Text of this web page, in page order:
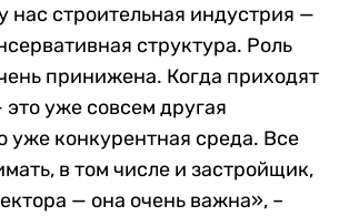
нас строительная индустрия —
структура. Роль
принижена. Когда приходят
уже совсем другая
уже конкурентная среда. Все
в том числе и застройщик,
— она очень важна», –